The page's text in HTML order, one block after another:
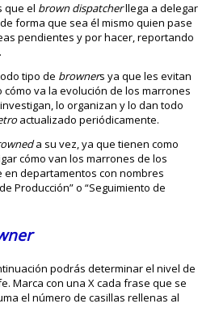
que el brown dispatcherllega a delegar
forma que sea él mismo quien pase
pendientes y por hacer, reportando
tipo de browners ya que les evitan
va la evolución de los marrones
lo organizan y lo dan todo
actualizado periódicamente.
a su vez, ya que tienen como
cómo van los marrones de los
en departamentos con nombres
Producción” o “Seguimiento de
podrás determinar el nivel de
Marca con una X cada frase que se
el número de casillas rellenas al